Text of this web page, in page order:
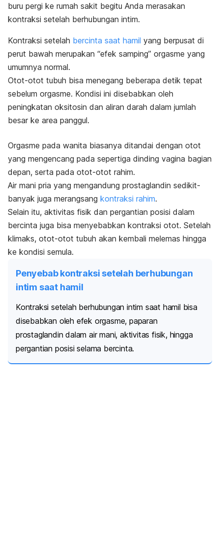
buru pergi ke rumah sakit begitu Anda merasakan
kontraksi setelah berhubungan intim.
Kontraksi setelah bercinta saat hamil yang berpusat di
perut bawah merupakan “efek samping” orgasme yang
umumnya normal.
Otot-otot tubuh bisa menegang beberapa detik tepat
sebelum orgasme. Kondisi ini disebabkan oleh
peningkatan oksitosin dan aliran darah dalam jumlah
besar ke area panggul.
Orgasme pada wanita biasanya ditandai dengan otot
yang mengencang pada sepertiga dinding vagina bagian
depan, serta pada otot-otot rahim.
Air mani pria yang mengandung prostaglandin sedikit-
banyak juga merangsang kontraksi rahim.
Selain itu, aktivitas fisik dan pergantian posisi dalam
bercinta juga bisa menyebabkan kontraksi otot. Setelah
klimaks, otot-otot tubuh akan kembali melemas hingga
ke kondisi semula.
Penyebab kontraksi setelah berhubungan
intim saat hamil
Kontraksi setelah berhubungan intim saat hamil bisa
disebabkan oleh efek orgasme, paparan
prostaglandin dalam air mani, aktivitas fisik, hingga
pergantian posisi selama bercinta.